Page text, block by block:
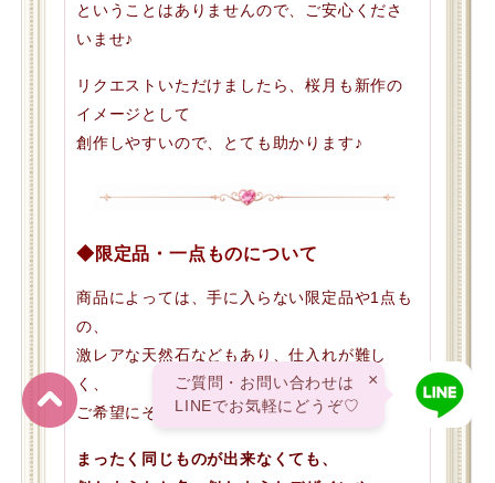
ということはありませんので、ご安心くださ
いませ♪
リクエストいただけましたら、桜月も新作の
イメージとして
創作しやすいので、とても助かります♪
◆限定品・一点ものについて
商品によっては、手に入らない限定品や1点も
の、
激レアな天然石などもあり、仕入れが難し
く、
ご希望にそえないこともあります。
まったく同じものが出来なくても、
ご質問・お問い合わせは
LINEでお気軽にどうぞ♡
×